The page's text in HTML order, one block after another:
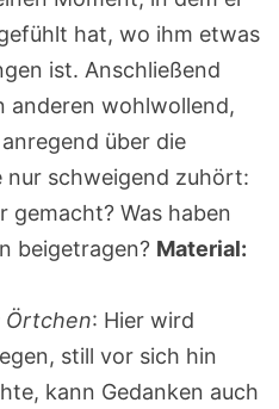
hat, wo ihm etwas
ist. Anschließend
anderen wohlwollend,
über die
nur schweigend zuhört:
gemacht? Was haben
beigetragen? Material:
Örtchen: Hier wird
still vor sich hin
kann Gedanken auch